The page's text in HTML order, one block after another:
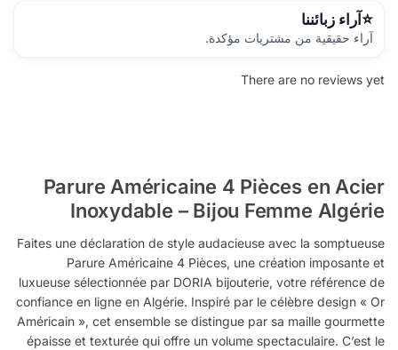
آراء زبائننا
آراء حقيقية من مشتريات مؤكدة.
There are no reviews yet
Parure Américaine 4 Pièces en Acier
Inoxydable – Bijou Femme Algérie
Faites une déclaration de style audacieuse avec la somptueuse
Parure Américaine 4 Pièces, une création imposante et
luxueuse sélectionnée par DORIA bijouterie, votre référence de
confiance en ligne en Algérie. Inspiré par le célèbre design « Or
Américain », cet ensemble se distingue par sa maille gourmette
épaisse et texturée qui offre un volume spectaculaire. C’est le